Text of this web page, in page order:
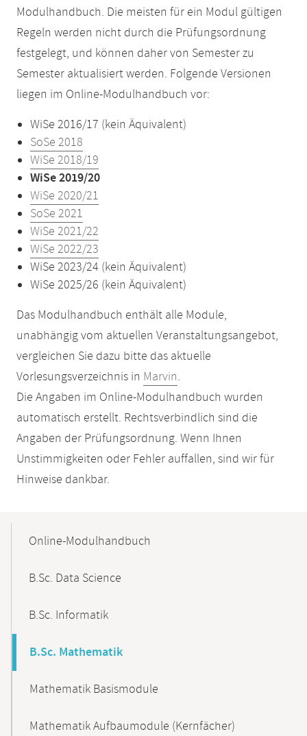
Modulhandbuch. Die meisten für ein Modul gültigen
Regeln werden nicht durch die Prüfungsordnung
festgelegt, und können daher von Semester zu
Semester aktualisiert werden. Folgende Versionen
liegen im Online-Modulhandbuch vor:
WiSe 2016/17 (kein Äquivalent)
SoSe 2018
WiSe 2018/19
WiSe 2019/20
WiSe 2020/21
SoSe 2021
WiSe 2021/22
WiSe 2022/23
WiSe 2023/24 (kein Äquivalent)
WiSe 2025/26 (kein Äquivalent)
Das Modulhandbuch enthält alle Module,
unabhängig vom aktuellen Veranstaltungsangebot,
vergleichen Sie dazu bitte das aktuelle
Vorlesungsverzeichnis in Marvin.
Die Angaben im Online-Modulhandbuch wurden
automatisch erstellt. Rechtsverbindlich sind die
Angaben der Prüfungsordnung. Wenn Ihnen
Unstimmigkeiten oder Fehler auffallen, sind wir für
Hinweise dankbar.
NavigationOnline-Modulhandbuch
B.Sc. Data Science
B.Sc. Informatik
B.Sc. Mathematik
Mathematik Basismodule
Mathematik Aufbaumodule (Kernfächer)